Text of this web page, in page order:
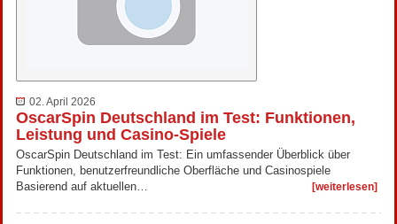
02. April 2026
OscarSpin Deutschland im Test: Funktionen,
Leistung und Casino-Spiele
OscarSpin Deutschland im Test: Ein umfassender Überblick über
Funktionen, benutzerfreundliche Oberfläche und Casinospiele
Basierend auf aktuellen…
[weiterlesen]